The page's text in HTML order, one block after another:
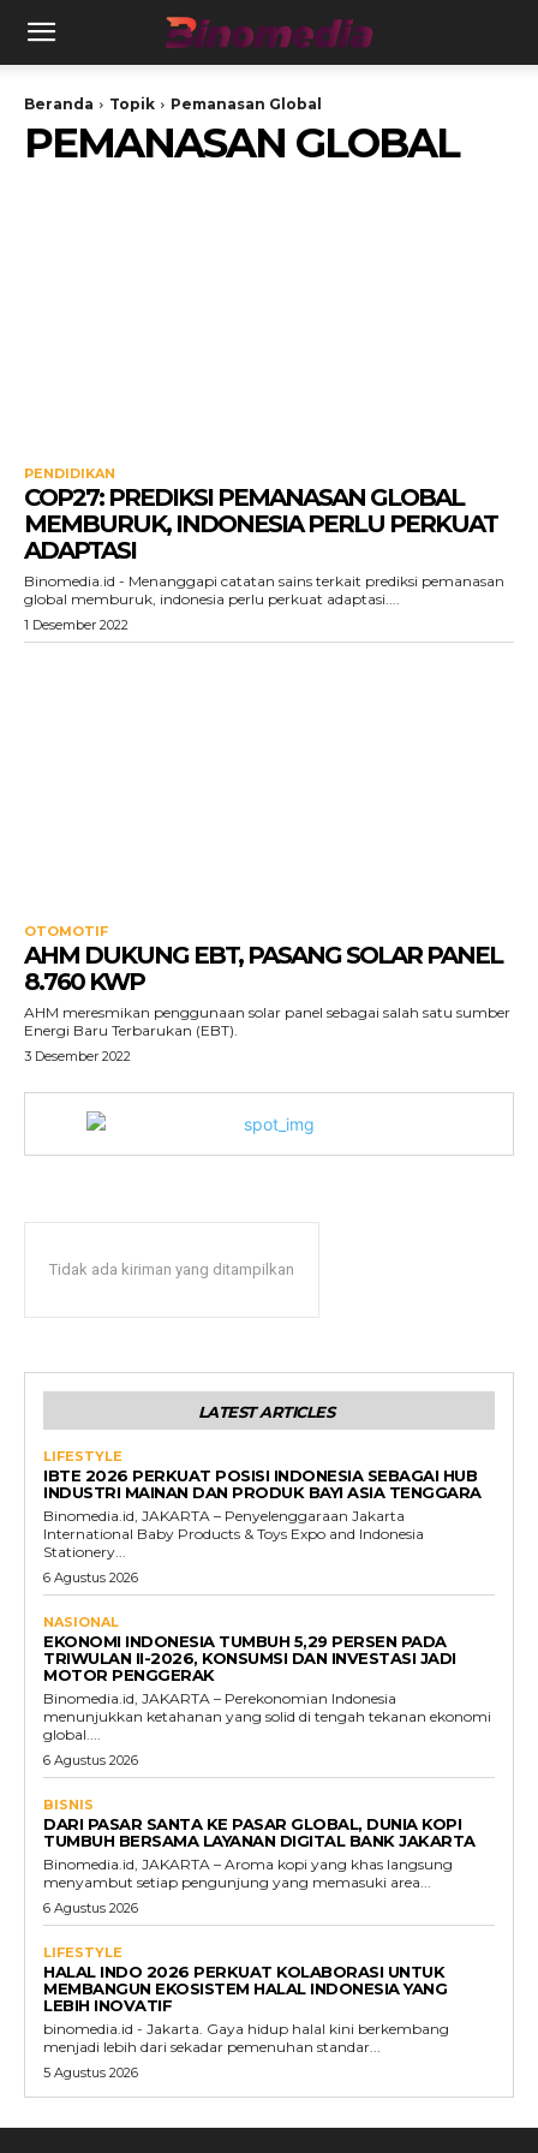
Beranda Topik Pemanasan Global
PEMANASAN GLOBAL
PENDIDIKAN
COP27: PREDIKSI PEMANASAN GLOBAL
MEMBURUK, INDONESIA PERLU PERKUAT
ADAPTASI
Binomedia.id - Menanggapi catatan sains terkait prediksi pemanasan
global memburuk, indonesia perlu perkuat adaptasi....
1 Desember 2022
OTOMOTIF
AHM DUKUNG EBT, PASANG SOLAR PANEL
8.760 KWP
AHM meresmikan penggunaan solar panel sebagai salah satu sumber
Energi Baru Terbarukan (EBT).
3 Desember 2022
Tidak ada kiriman yang ditampilkan
LATEST ARTICLES
LIFESTYLE
IBTE 2026 PERKUAT POSISI INDONESIA SEBAGAI HUB
INDUSTRI MAINAN DAN PRODUK BAYI ASIA TENGGARA
Binomedia.id, JAKARTA – Penyelenggaraan Jakarta
International Baby Products & Toys Expo and Indonesia
Stationery...
6 Agustus 2026
NASIONAL
EKONOMI INDONESIA TUMBUH 5,29 PERSEN PADA
TRIWULAN II-2026, KONSUMSI DAN INVESTASI JADI
MOTOR PENGGERAK
Binomedia.id, JAKARTA – Perekonomian Indonesia
menunjukkan ketahanan yang solid di tengah tekanan ekonomi
global....
6 Agustus 2026
BISNIS
DARI PASAR SANTA KE PASAR GLOBAL, DUNIA KOPI
TUMBUH BERSAMA LAYANAN DIGITAL BANK JAKARTA
Binomedia.id, JAKARTA – Aroma kopi yang khas langsung
menyambut setiap pengunjung yang memasuki area...
6 Agustus 2026
LIFESTYLE
HALAL INDO 2026 PERKUAT KOLABORASI UNTUK
MEMBANGUN EKOSISTEM HALAL INDONESIA YANG
LEBIH INOVATIF
binomedia.id - Jakarta. Gaya hidup halal kini berkembang
menjadi lebih dari sekadar pemenuhan standar...
5 Agustus 2026